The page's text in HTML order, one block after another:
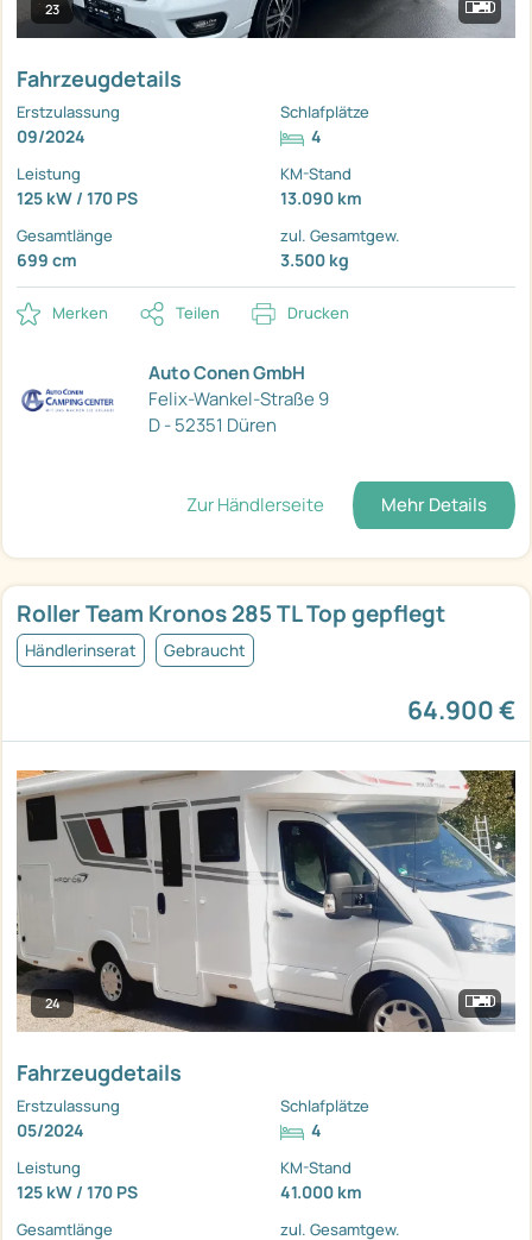
23
Fahrzeugdetails
Erstzulassung
09/2024
Schlafplätze
4
Leistung
125 kW / 170 PS
KM-Stand
13.090 km
Gesamtlänge
699 cm
zul. Gesamtgew.
3.500 kg
Merken Teilen Drucken
Auto Conen GmbH
Felix-Wankel-Straße 9
D - 52351 Düren
Zur Händlerseite Mehr Details
Roller Team Kronos 285 TL Top gepflegt
Händlerinserat Gebraucht
64.900 €
24
Fahrzeugdetails
Erstzulassung
05/2024
Schlafplätze
4
Leistung
125 kW / 170 PS
KM-Stand
41.000 km
Gesamtlänge zul. Gesamtgew.